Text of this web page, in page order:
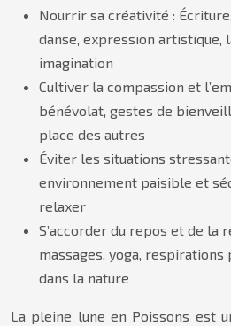
Nourrir sa créativité :
danse, expression artistique,
imagination
Cultiver la compassion et
bénévolat, gestes de
place des autres
Éviter les situations
environnement paisible et
relaxer
S’accorder du repos et de la
massages, yoga,
dans la nature
La pleine lune en Poissons est